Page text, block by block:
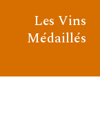
Les Vins
Médaillés